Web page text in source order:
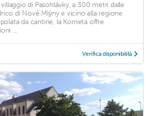
di Pasohlávky, a 300 metri dalle
di Nové Mlýny e vicino alla regione
da cantine, la Kometa offre
...
Verifica disponibilità